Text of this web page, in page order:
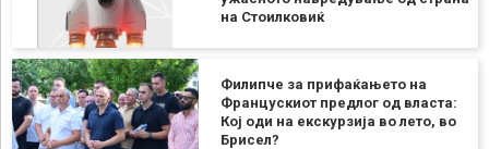
на Стоилковиќ
Филипче за прифаќањето на
Францускиот предлог од власта:
Кој оди на екскурзија во лето, во
Брисел?